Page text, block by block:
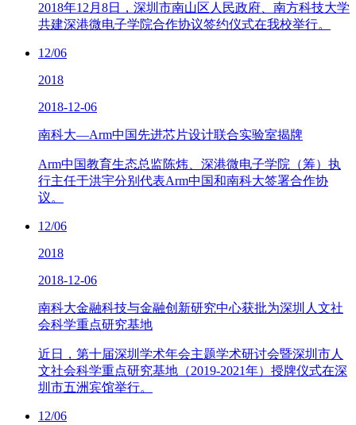
2018年12月8日，深圳市南山区人民政府、南方科技大学
共建深港微电子学院合作协议签约仪式在我校举行。
12/06
2018
2018-12-06
南科大—Arm中国先进芯片设计联合实验室揭牌
Arm中国教育生态总监陈炜、深港微电子学院（筹）执
行主任于洪宇分别代表Arm中国和南科大签署合作协
议。
12/06
2018
2018-12-06
南科大金融科技与金融创新研究中心获批为深圳人文社
会科学重点研究基地
近日，第十届深圳学术年会主题学术研讨会暨深圳市人
文社会科学重点研究基地（2019-2021年）授牌仪式在深
圳市五洲宾馆举行。
12/06